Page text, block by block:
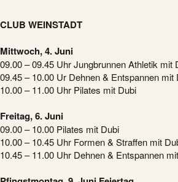
CLUB WEINSTADT
Mittwoch, 4. Juni
09.00 – 09.45 Uhr Jungbrunnen Athletik mit
09.45 – 10.00 Ur Dehnen & Entspannen mit
10.00 – 11.00 Uhr Pilates mit Dubi
Freitag, 6. Juni
09.00 – 10.00 Pilates mit Dubi
10.00 – 10.45 Uhr Formen & Straffen mit
10.45 – 11.00 Uhr Dehnen & Entspannen